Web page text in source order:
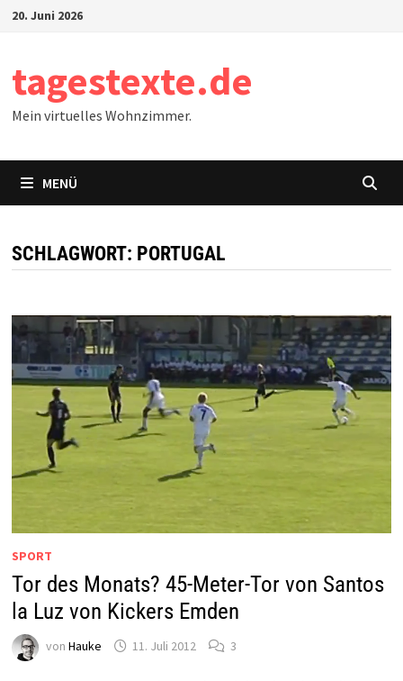
Zum20. Juni 2026
tagestexte.de
Mein virtuelles Wohnzimmer.
MENÜ
SCHLAGWORT: PORTUGAL
SPORT
Tor des Monats? 45-Meter-Tor von Santos
la Luz von Kickers Emden
von Hauke 11. Juli 2012 3